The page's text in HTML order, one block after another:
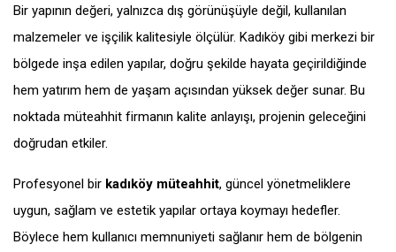
Bir yapının değeri, yalnızca dış görünüşüyle değil, kullanılan
malzemeler ve işçilik kalitesiyle ölçülür. Kadıköy gibi merkezi bir
bölgede inşa edilen yapılar, doğru şekilde hayata geçirildiğinde
hem yatırım hem de yaşam açısından yüksek değer sunar. Bu
noktada müteahhit firmanın kalite anlayışı, projenin geleceğini
doğrudan etkiler.
Profesyonel bir kadıköy müteahhit, güncel yönetmeliklere
uygun, sağlam ve estetik yapılar ortaya koymayı hedefler.
Böylece hem kullanıcı memnuniyeti sağlanır hem de bölgenin